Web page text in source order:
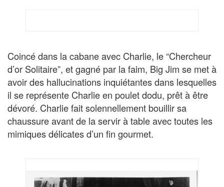
Coincé dans la cabane avec Charlie, le “Chercheur
d’or Solitaire”, et gagné par la faim, Big Jim se met à
avoir des hallucinations inquiétantes dans lesquelles
il se représente Charlie en poulet dodu, prêt à être
dévoré. Charlie fait solennellement bouillir sa
chaussure avant de la servir à table avec toutes les
mimiques délicates d’un fin gourmet.